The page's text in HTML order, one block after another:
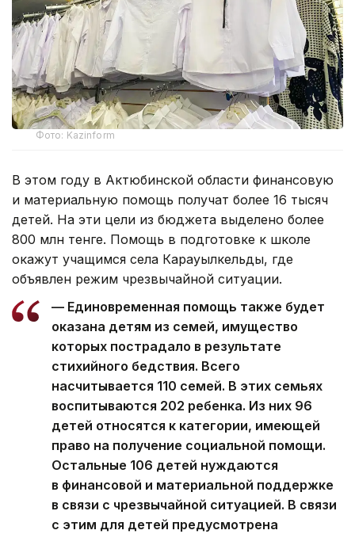
Фото: Kazinform
В этом году в Актюбинской области финансовую
и материальную помощь получат более 16 тысяч
детей. На эти цели из бюджета выделено более
800 млн тенге. Помощь в подготовке к школе
окажут учащимся села Карауылкельды, где
объявлен режим чрезвычайной ситуации.
— Единовременная помощь также будет
оказана детям из семей, имущество
которых пострадало в результате
стихийного бедствия. Всего
насчитывается 110 семей. В этих семьях
воспитываются 202 ребенка. Из них 96
детей относятся к категории, имеющей
право на получение социальной помощи.
Остальные 106 детей нуждаются
в финансовой и материальной поддержке
в связи с чрезвычайной ситуацией. В связи
с этим для детей предусмотрена